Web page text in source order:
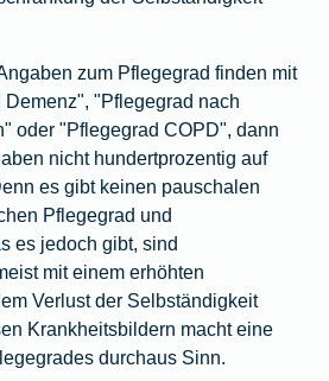
zum Pflegegrad finden mit
"Pflegegrad nach
oder "Pflegegrad COPD", dann
nicht hundertprozentig auf
es gibt keinen pauschalen
Pflegegrad und
es jedoch gibt, sind
mit einem erhöhten
Verlust der Selbständigkeit
Krankheitsbildern macht eine
durchaus Sinn.